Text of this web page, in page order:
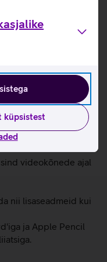
küpsistest
(P3) Liquid Retina
ja äärmiselt
tahvelarvuti
kiiremale jõudlusele
kvaliteetseid
videokõnede ajal
nii lisaseadmeid kui
ja Apple Pencil